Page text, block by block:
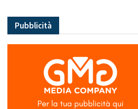
Pubblicità